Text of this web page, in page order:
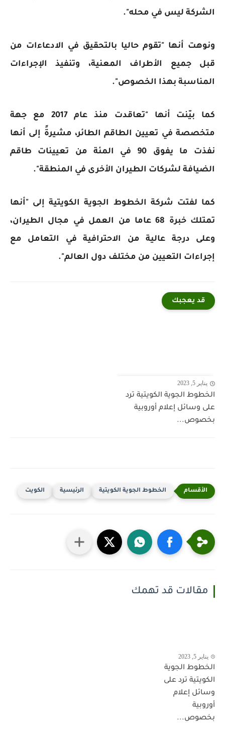
الشركة ليس في محله".
ونوهت أنها "تقوم حاليا بالتحقيق في الادعاءات من
قبل جميع الأطراف المعنية، وتنفيذ الإجراءات
المناسبة بهذا الخصوص".
كما بيّنت أنها "تعاقدت منذ عام 2017 مع جهة
متخصصة في تعيين الطاقم الطائر، مشيرةً إلى أنها
نفذت ما يفوق 90 في المئة من تعيينات طاقم
الضيافة لشركات الطيران الأخرى في المنطقة".
كما لفتت شركة الخطوط الجوية الكويتية إلى "أنها
تمتلك خبرة 68 عاما من العمل في مجال الطيران،
وعلى درجة عالية من الاحترافية في التعامل مع
إجراءات التعيين من مختلف دول العالم".
قد يعجبك
يناير 5, 2023
الخطوط الجوية الكويتية ترد
على وسائل إعلام أوروبية
بخصوص...
الخطوط الجوية الكويتية الرئيسية الكويت
مقالات قد تهمك
يناير 5, 2023
الخطوط الجوية
الكويتية ترد على
وسائل إعلام
أوروبية
بخصوص...